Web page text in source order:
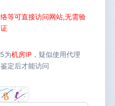
等可直接访问网站,无需验
证
为机房IP ，疑似使用代理
定后才能访问